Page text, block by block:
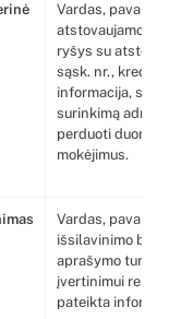
Vardas, pavardė,
atstovaujamo
ryšys su
sąsk. nr., kredito
informacija, skolų
surinkimą
perduoti
mokėjimus.
Vardas, pavardė,
išsilavinimo bei
aprašymo turinys,
įvertinimui
pateikta